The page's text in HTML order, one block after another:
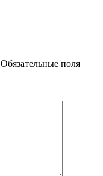
Обязательные поля